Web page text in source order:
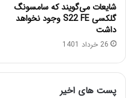
شایعات می‌گویند که سامسونگ
گلکسی S22 FE وجود نخواهد
داشت
26 خرداد 1401
پست های اخیر